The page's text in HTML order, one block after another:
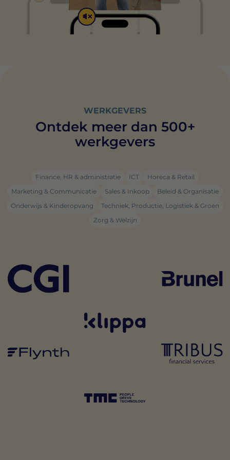
WERKGEVERS
Ontdek meer dan 500+
werkgevers
Finance, HR & administratie ICT
Horeca & Retail
Marketing & Communicatie
Sales & Inkoop
Beleid & Organisatie
Onderwijs & Kinderopvang
Techniek, Productie, Logistiek & Groen
Zorg & Welzijn